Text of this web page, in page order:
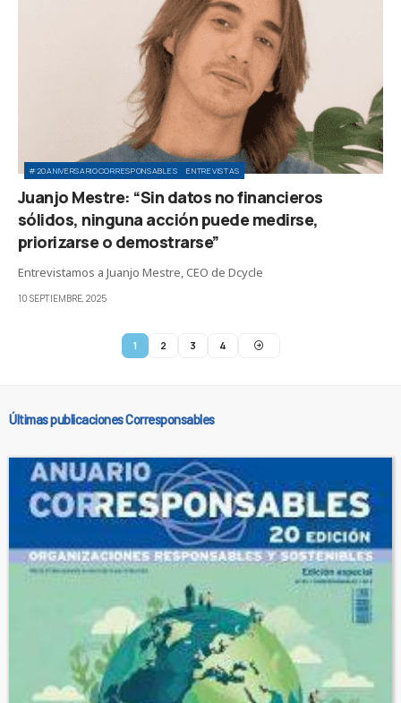
#20ANIVERSARIOCORRESPONSABLES ENTREVISTAS
Juanjo Mestre: “Sin datos no financieros
sólidos, ninguna acción puede medirse,
priorizarse o demostrarse”
Entrevistamos a Juanjo Mestre, CEO de Dcycle
10 SEPTIEMBRE, 2025
1 2 3 4
Últimas publicaciones Corresponsables